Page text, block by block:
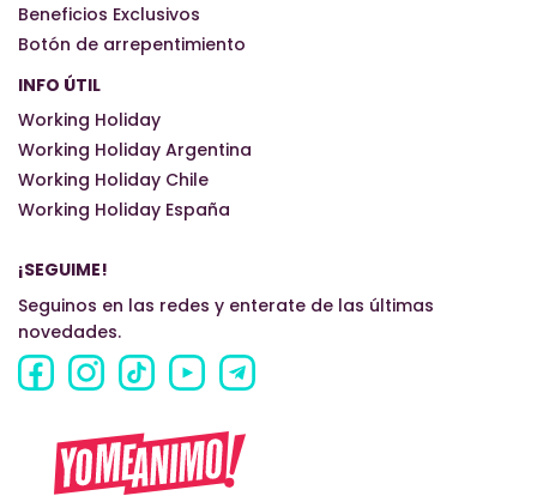
Beneficios Exclusivos
Botón de arrepentimiento
INFO ÚTIL
Working Holiday
Working Holiday Argentina
Working Holiday Chile
Working Holiday España
¡SEGUIME!
Seguinos en las redes y enterate de las últimas
novedades.